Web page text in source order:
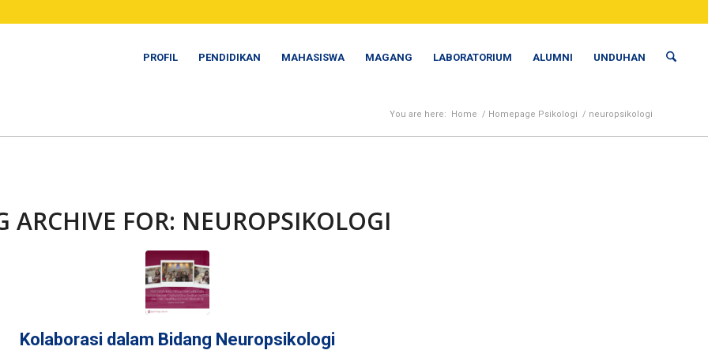
PROFIL PENDIDIKAN MAHASISWA MAGANG LABORATORIUM ALUMNI UNDUHAN
You are here: Home / Homepage Psikologi / neuropsikologi
ARCHIVE FOR: NEUROPSIKOLOGI
Kolaborasi dalam Bidang Neuropsikologi